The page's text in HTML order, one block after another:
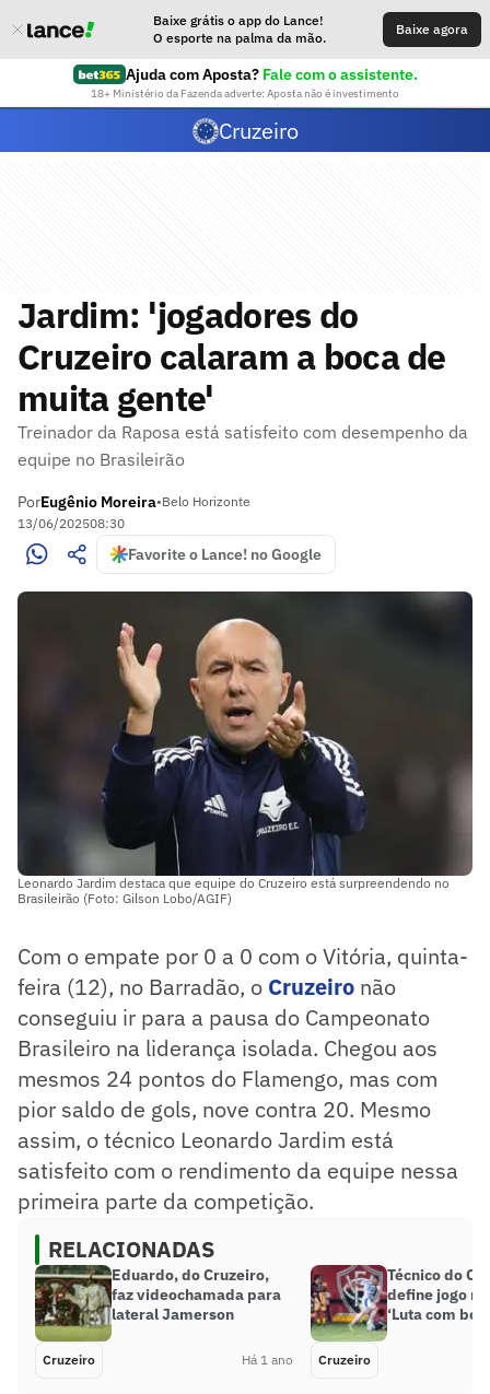
Baixe grátis o app do Lance!
O esporte na palma da mão.
Baixe agora
Ajuda com Aposta? Fale com o assistente.
18+ Ministério da Fazenda adverte: Aposta não é investimento
Cruzeiro
Jardim: 'jogadores do
Cruzeiro calaram a boca de
muita gente'
Treinador da Raposa está satisfeito com desempenho da
equipe no Brasileirão
PorEugênio Moreira•Belo Horizonte
13/06/202508:30
Favorite o Lance! no Google
Leonardo Jardim destaca que equipe do Cruzeiro está surpreendendo no
Brasileirão (Foto: Gilson Lobo/AGIF)
Com o empate por 0 a 0 com o Vitória, quinta-
feira (12), no Barradão, o Cruzeiro não
conseguiu ir para a pausa do Campeonato
Brasileiro na liderança isolada. Chegou aos
mesmos 24 pontos do Flamengo, mas com
pior saldo de gols, nove contra 20. Mesmo
assim, o técnico Leonardo Jardim está
satisfeito com o rendimento da equipe nessa
primeira parte da competição.
RELACIONADAS
Eduardo, do Cruzeiro,
faz videochamada para
lateral Jamerson
Cruzeiro Há 1 ano
Técnico do
define jogo
‘Luta com
Cruzeiro